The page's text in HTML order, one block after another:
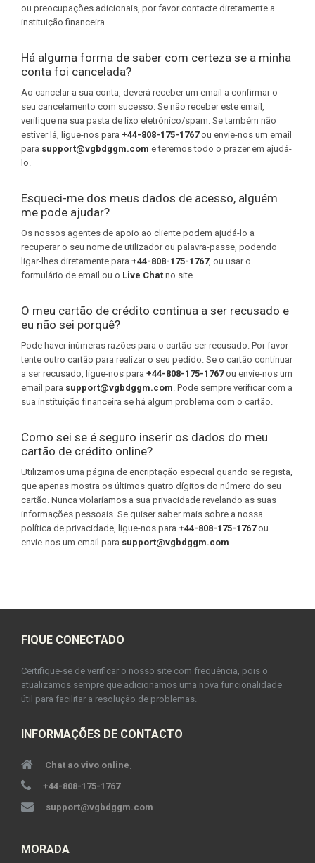
ou preocupações adicionais, por favor contacte diretamente a
instituição financeira.
Há alguma forma de saber com certeza se a minha
conta foi cancelada?
Ao cancelar a sua conta, deverá receber um email a confirmar o
seu cancelamento com sucesso. Se não receber este email,
verifique na sua pasta de lixo eletrónico/spam. Se também não
estiver lá, ligue-nos para +44-808-175-1767ou envie-nos um email
para support@vgbdggm.com e teremos todo o prazer em ajudá-
lo.
Esqueci-me dos meus dados de acesso, alguém
me pode ajudar?
Os nossos agentes de apoio ao cliente podem ajudá-lo a
recuperar o seu nome de utilizador ou palavra-passe, podendo
ligar-lhes diretamente para +44-808-175-1767, ou usar o
formulário de email ou o Live Chat no site.
O meu cartão de crédito continua a ser recusado e
eu não sei porquê?
Pode haver inúmeras razões para o cartão ser recusado. Por favor
tente outro cartão para realizar o seu pedido. Se o cartão continuar
a ser recusado, ligue-nos para +44-808-175-1767ou envie-nos um
email para support@vgbdggm.com . Pode sempre verificar com a
sua instituição financeira se há algum problema com o cartão.
Como sei se é seguro inserir os dados do meu
cartão de crédito online?
Utilizamos uma página de encriptação especial quando se regista,
que apenas mostra os últimos quatro dígitos do número do seu
cartão. Nunca violaríamos a sua privacidade revelando as suas
informações pessoais. Se quiser saber mais sobre a nossa
política de privacidade, ligue-nos para +44-808-175-1767ou
envie-nos um email para support@vgbdggm.com
FIQUE CONECTADO
Certifique-se de verificar o nosso site com frequência, pois o
atualizamos sempre que adicionamos uma nova funcionalidade
útil para facilitar a resolução de problemas.
INFORMAÇÕES DE CONTACTO
Chat ao vivo online
+44-808-175-1767
support@vgbdggm.com
MORADA